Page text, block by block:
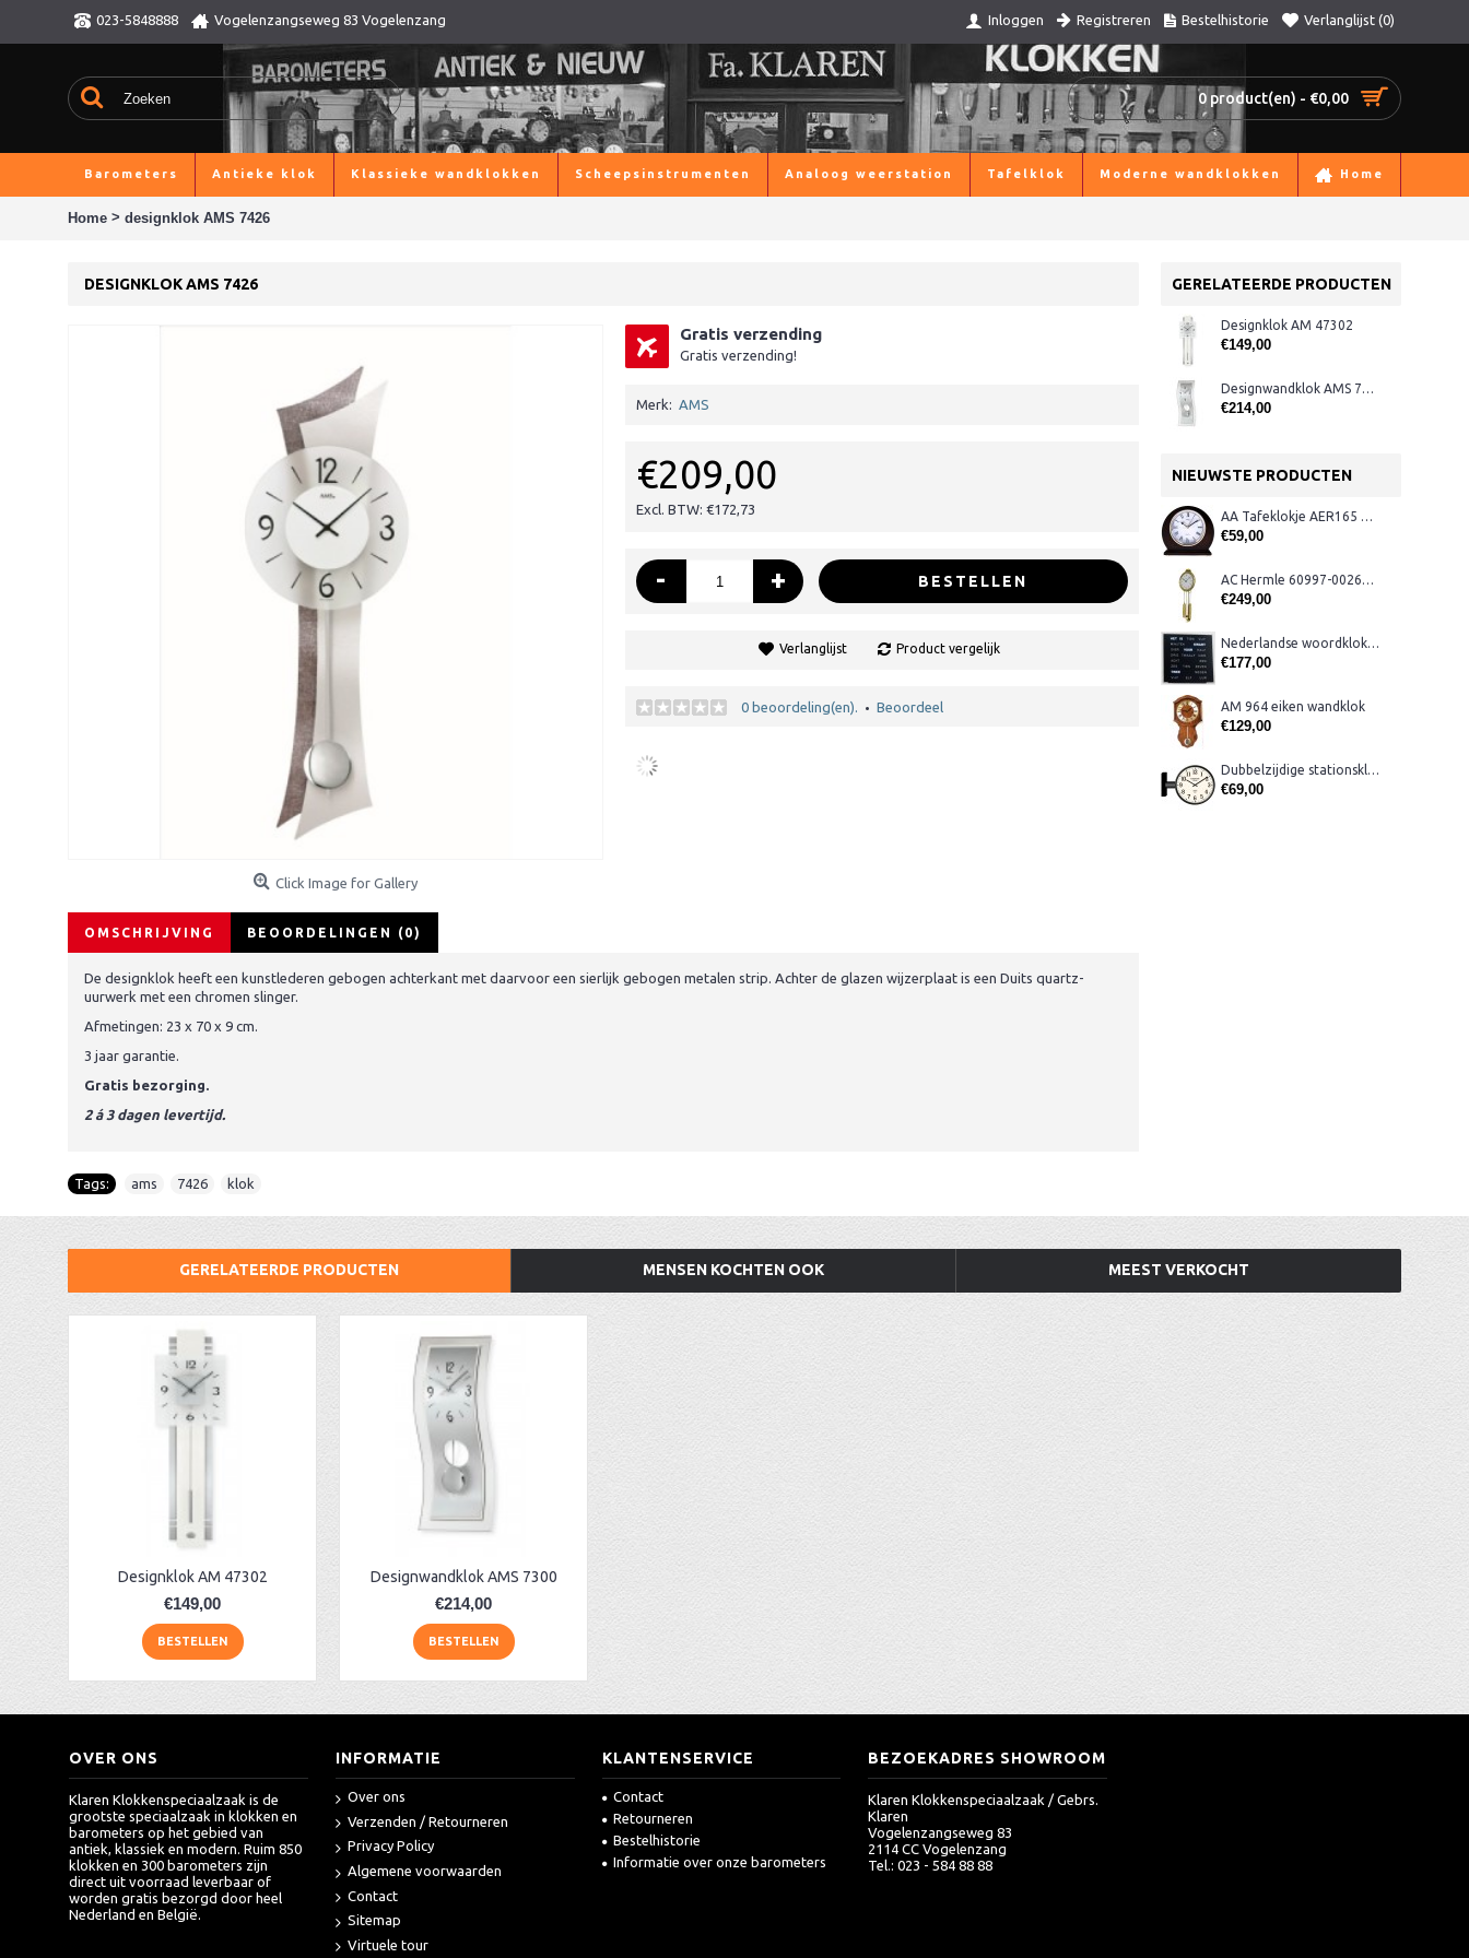
023-5848888 Vogelenzangseweg 83 Vogelenzang Inloggen Registreren Bestelhistorie Verlanglijst (0)
0 product(en) - €0,00
Barometers Antieke klok Klassieke wandklokken Scheepsinstrumenten Analoog weerstation Tafelklok Moderne wandklokken Home
Home > designklok AMS 7426
GERELATEERDE PRODUCTEN
Designklok AM 47302
€149,00
Designwandklok AMS 7300
€214,00
NIEUWSTE PRODUCTEN
AA Tafeklokje AER165 noten
€59,00
AC Hermle 60997-00261 wandklok
€249,00
Nederlandse woordklok zwart AMS 1265
€177,00
AM 964 eiken wandklok
€129,00
Dubbelzijdige stationsklok metaal 1879
€69,00
DESIGNKLOK AMS 7426
Click Image for Gallery
Gratis verzending
Gratis verzending!
Merk: AMS
€209,00
Excl. BTW: €172,73
- + BESTELLEN
Verlanglijst Product vergelijk
0 beoordeling(en). • Beoordeel
OMSCHRIJVING BEOORDELINGEN (0)
De designklok heeft een kunstlederen gebogen achterkant met daarvoor een sierlijk gebogen metalen strip. Achter de glazen wijzerplaat is een Duits quartz-
uurwerk met een chromen slinger.
Afmetingen: 23 x 70 x 9 cm.
3 jaar garantie.
Gratis bezorging.
2 á 3 dagen levertijd.
Tags: ams 7426 klok
GERELATEERDE PRODUCTEN MENSEN KOCHTEN OOK MEEST VERKOCHT
Designklok AM 47302
€149,00
BESTELLEN
Designwandklok AMS 7300
€214,00
BESTELLEN
OVER ONS
Klaren Klokkenspeciaalzaak is de
grootste speciaalzaak in klokken en
barometers op het gebied van
antiek, klassiek en modern. Ruim 850
klokken en 300 barometers zijn
direct uit voorraad leverbaar of
worden gratis bezorgd door heel
Nederland en België.
INFORMATIE
Over ons
Verzenden / Retourneren
Privacy Policy
Algemene voorwaarden
Contact
Sitemap
Virtuele tour
KLANTENSERVICE
Contact
Retourneren
Bestelhistorie
Informatie over onze barometers
BEZOEKADRES SHOWROOM
Klaren Klokkenspeciaalzaak / Gebrs.
Klaren
Vogelenzangseweg 83
2114 CC Vogelenzang
Tel.: 023 - 584 88 88